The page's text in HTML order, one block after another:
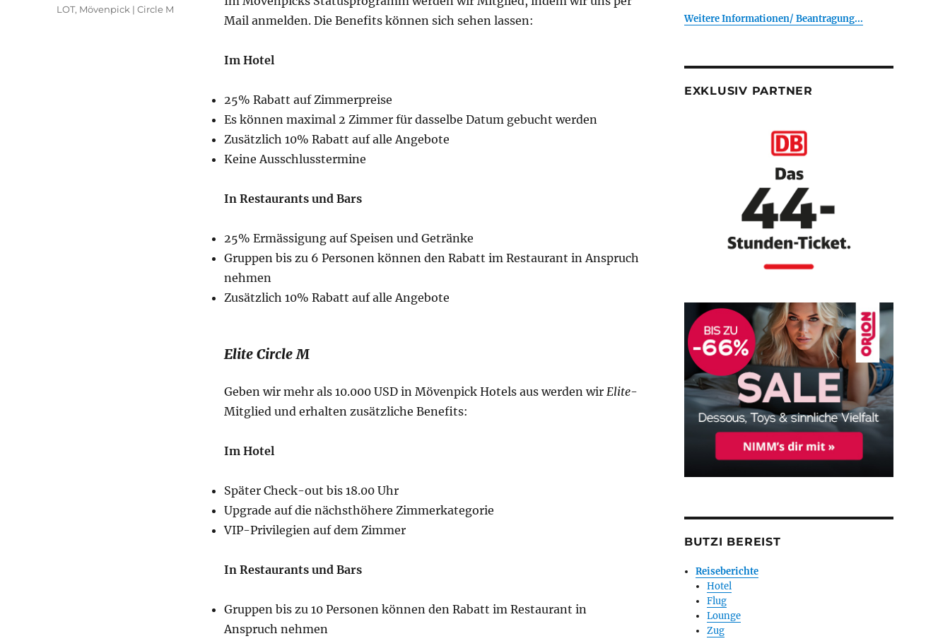
Mail anmelden. Die Benefits können sich sehen lassen:
Im Hotel
25% Rabatt auf Zimmerpreise
Es können maximal 2 Zimmer für dasselbe Datum gebucht werden
Zusätzlich 10% Rabatt auf alle Angebote
Keine Ausschlusstermine
In Restaurants und Bars
25% Ermässigung auf Speisen und Getränke
Gruppen bis zu 6 Personen können den Rabatt im Restaurant in Anspruch
nehmen
Zusätzlich 10% Rabatt auf alle Angebote
Elite Circle M
Geben wir mehr als 10.000 USD in Mövenpick Hotels aus werden wir Elite-
Mitglied und erhalten zusätzliche Benefits:
Im Hotel
Später Check-out bis 18.00 Uhr
Upgrade auf die nächsthöhere Zimmerkategorie
VIP-Privilegien auf dem Zimmer
In Restaurants und Bars
Gruppen bis zu 10 Personen können den Rabatt im Restaurant in
Anspruch nehmen
LOT, Mövenpick | Circle M
Weitere Informationen/ Beantragung...
EXKLUSIV PARTNER
BUTZI BEREIST
Reiseberichte
Hotel
Flug
Lounge
Zug